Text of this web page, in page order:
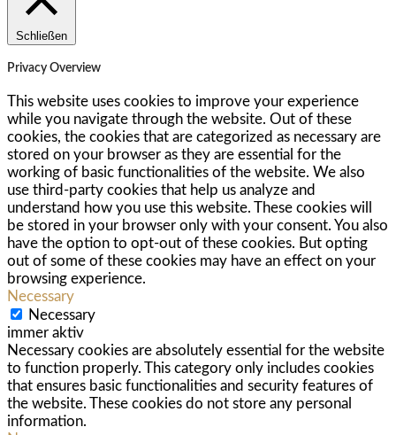
Schließen
Privacy Overview
This website uses cookies to improve your experience
while you navigate through the website. Out of these
cookies, the cookies that are categorized as necessary are
stored on your browser as they are essential for the
working of basic functionalities of the website. We also
use third-party cookies that help us analyze and
understand how you use this website. These cookies will
be stored in your browser only with your consent. You also
have the option to opt-out of these cookies. But opting
out of some of these cookies may have an effect on your
browsing experience.
Necessary
Necessary
immer aktiv
Necessary cookies are absolutely essential for the website
to function properly. This category only includes cookies
that ensures basic functionalities and security features of
the website. These cookies do not store any personal
information.